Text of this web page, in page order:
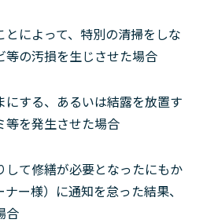
によって、特別の清掃をしな
等の汚損を生じさせた場合
する、あるいは結露を放置す
等を発生させた場合
て修繕が必要となったにもか
ー様）に通知を怠った結果、
合